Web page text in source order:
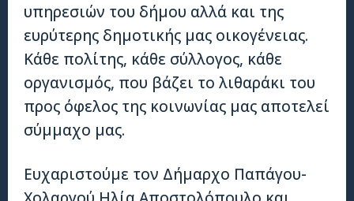
υπηρεσιών του δήμου αλλά και της
ευρύτερης δημοτικής μας οικογένειας.
Κάθε πολίτης, κάθε σύλλογος, κάθε
οργανισμός, που βάζει το λιθαράκι του
προς όφελος της κοινωνίας μας αποτελεί
σύμμαχο μας.
Ευχαριστούμε τον Δήμαρχο Παπάγου-